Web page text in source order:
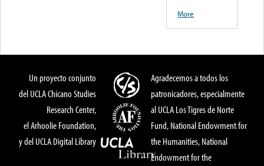
More
Un proyecto conjunto
del UCLA Chicano Studies
Research Center,
el Arhoolie Foundation,
y del UCLA Digital Library
Agradecemos a todos los
patronicadores, especialmente
al UCLA Los Tigres de Norte
Fund, National Endowment for
the Humanities, National
Endowment for the